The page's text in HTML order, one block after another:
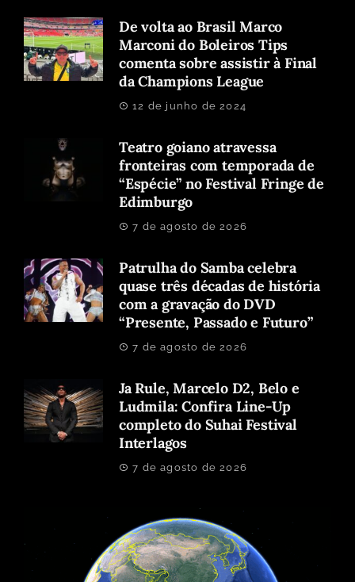
De volta ao Brasil Marco
Marconi do Boleiros Tips
comenta sobre assistir à Final
da Champions League
12 de junho de 2024
Teatro goiano atravessa
fronteiras com temporada de
“Espécie” no Festival Fringe de
Edimburgo
7 de agosto de 2026
Patrulha do Samba celebra
quase três décadas de história
com a gravação do DVD
“Presente, Passado e Futuro”
7 de agosto de 2026
Ja Rule, Marcelo D2, Belo e
Ludmila: Confira Line-Up
completo do Suhai Festival
Interlagos
7 de agosto de 2026